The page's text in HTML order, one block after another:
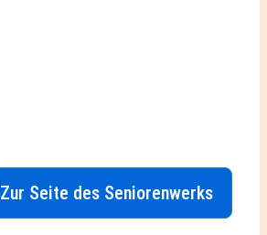
Zur Seite des Seniorenwerks